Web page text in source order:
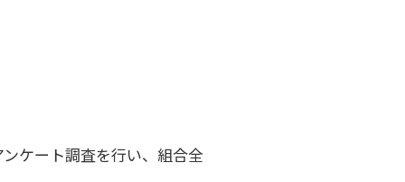
ケート調査を行い、組合全